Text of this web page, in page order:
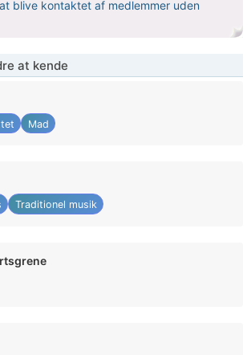
blive kontaktet af medlemmer uden
at kende
Mad
Traditionel musik